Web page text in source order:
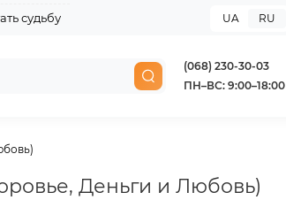
судьбу UA RU
(068) 230-30-03
ПН–ВС: 9:00–18:00
Деньги и Любовь)